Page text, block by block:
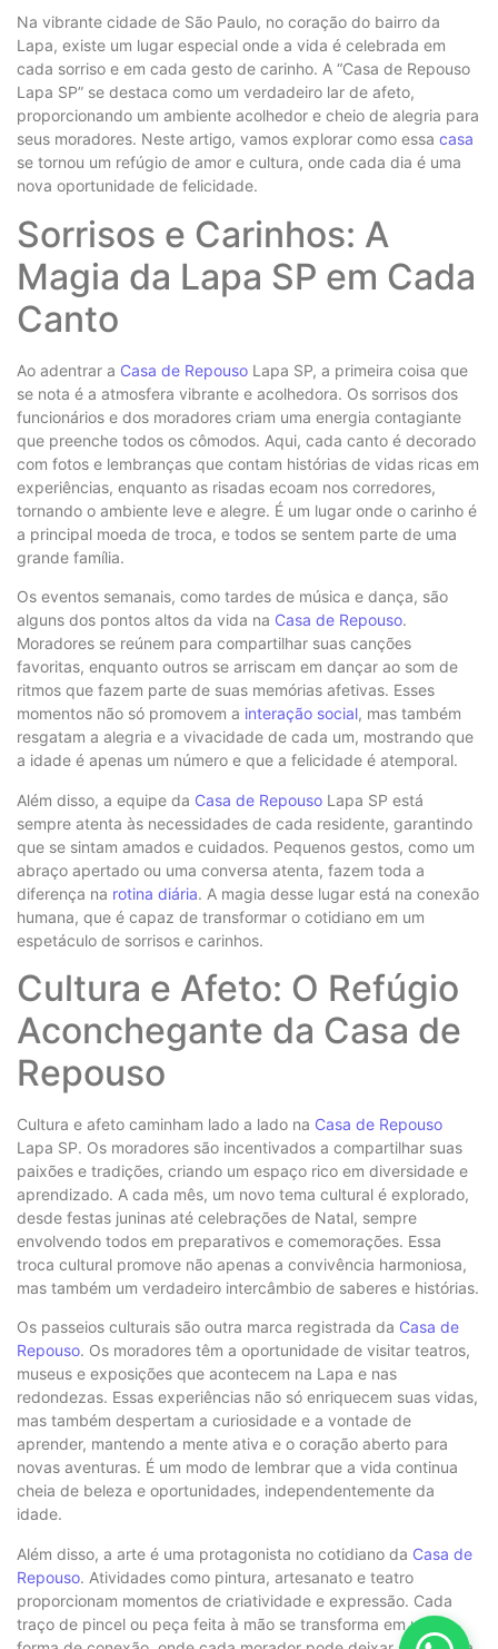
Na vibrante cidade de São Paulo, no coração do bairro da
Lapa, existe um lugar especial onde a vida é celebrada em
cada sorriso e em cada gesto de carinho. A “Casa de Repouso
Lapa SP” se destaca como um verdadeiro lar de afeto,
proporcionando um ambiente acolhedor e cheio de alegria para
seus moradores. Neste artigo, vamos explorar como essa casa
se tornou um refúgio de amor e cultura, onde cada dia é uma
nova oportunidade de felicidade.
Sorrisos e Carinhos: A
Magia da Lapa SP em Cada
Canto
Ao adentrar a Casa de Repouso Lapa SP, a primeira coisa que
se nota é a atmosfera vibrante e acolhedora. Os sorrisos dos
funcionários e dos moradores criam uma energia contagiante
que preenche todos os cômodos. Aqui, cada canto é decorado
com fotos e lembranças que contam histórias de vidas ricas em
experiências, enquanto as risadas ecoam nos corredores,
tornando o ambiente leve e alegre. É um lugar onde o carinho é
a principal moeda de troca, e todos se sentem parte de uma
grande família.
Os eventos semanais, como tardes de música e dança, são
alguns dos pontos altos da vida na Casa de Repouso.
Moradores se reúnem para compartilhar suas canções
favoritas, enquanto outros se arriscam em dançar ao som de
ritmos que fazem parte de suas memórias afetivas. Esses
momentos não só promovem a interação social, mas também
resgatam a alegria e a vivacidade de cada um, mostrando que
a idade é apenas um número e que a felicidade é atemporal.
Além disso, a equipe da Casa de Repouso Lapa SP está
sempre atenta às necessidades de cada residente, garantindo
que se sintam amados e cuidados. Pequenos gestos, como um
abraço apertado ou uma conversa atenta, fazem toda a
diferença na rotina diária. A magia desse lugar está na conexão
humana, que é capaz de transformar o cotidiano em um
espetáculo de sorrisos e carinhos.
Cultura e Afeto: O Refúgio
Aconchegante da Casa de
Repouso
Cultura e afeto caminham lado a lado na Casa de Repouso
Lapa SP. Os moradores são incentivados a compartilhar suas
paixões e tradições, criando um espaço rico em diversidade e
aprendizado. A cada mês, um novo tema cultural é explorado,
desde festas juninas até celebrações de Natal, sempre
envolvendo todos em preparativos e comemorações. Essa
troca cultural promove não apenas a convivência harmoniosa,
mas também um verdadeiro intercâmbio de saberes e histórias.
Os passeios culturais são outra marca registrada da Casa de
Repouso. Os moradores têm a oportunidade de visitar teatros,
museus e exposições que acontecem na Lapa e nas
redondezas. Essas experiências não só enriquecem suas vidas,
mas também despertam a curiosidade e a vontade de
aprender, mantendo a mente ativa e o coração aberto para
novas aventuras. É um modo de lembrar que a vida continua
cheia de beleza e oportunidades, independentemente da
idade.
Além disso, a arte é uma protagonista no cotidiano da Casa de
Repouso. Atividades como pintura, artesanato e teatro
proporcionam momentos de criatividade e expressão. Cada
traço de pincel ou peça feita à mão se transforma em uma